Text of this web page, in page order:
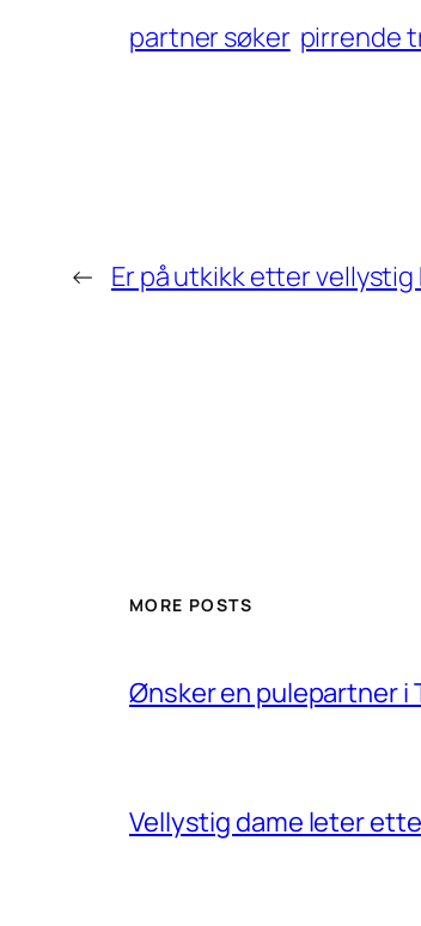
partner søker pirrende
← Er på utkikk etter
MORE POSTS
Ønsker en pulepartner i
Vellystig dame leter